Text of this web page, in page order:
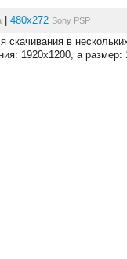
480x272 Sony PSP
скачивания в
1920x1200, а размер: